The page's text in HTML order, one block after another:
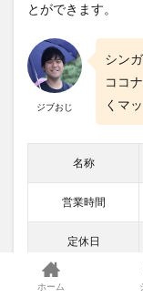
とができます。
ジブおじ
シン
ココ
くマ
名称
営業時間
定休日
ホーム